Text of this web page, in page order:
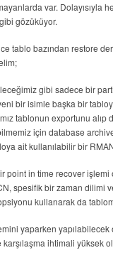
var. Dolayısıyla
gözüküyor.
tablo bazından restore
gibi sadece bir
bir isimle başka bir
tablonun exportunu
için database
ait kullanılabilir bir RMAN
point in time recover
spesifik bir zaman dilimi
kullanarak da
yaparken
ihtimali yüksek